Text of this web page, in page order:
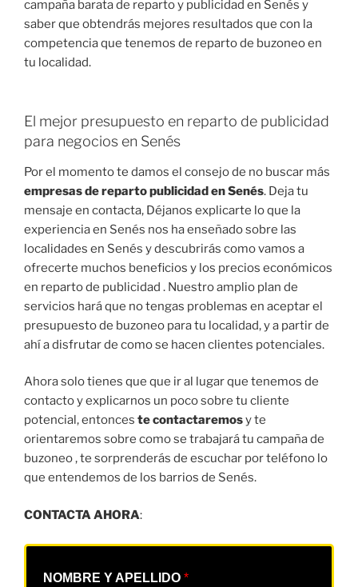
campaña barata de reparto y publicidad en Senés y
saber que obtendrás mejores resultados que con la
competencia que tenemos de reparto de buzoneo en
tu localidad.
El mejor presupuesto en reparto de publicidad
para negocios en Senés
Por el momento te damos el consejo de no buscar más
empresas de reparto publicidad en Senés. Deja tu
mensaje en contacta, Déjanos explicarte lo que la
experiencia en Senés nos ha enseñado sobre las
localidades en Senés y descubrirás como vamos a
ofrecerte muchos beneficios y los precios económicos
en reparto de publicidad . Nuestro amplio plan de
servicios hará que no tengas problemas en aceptar el
presupuesto de buzoneo para tu localidad, y a partir de
ahí a disfrutar de como se hacen clientes potenciales.
Ahora solo tienes que que ir al lugar que tenemos de
contacto y explicarnos un poco sobre tu cliente
potencial, entonces te contactaremosy te
orientaremos sobre como se trabajará tu campaña de
buzoneo , te sorprenderás de escuchar por teléfono lo
que entendemos de los barrios de Senés.
CONTACTA AHORA:
NOMBRE Y APELLIDO *